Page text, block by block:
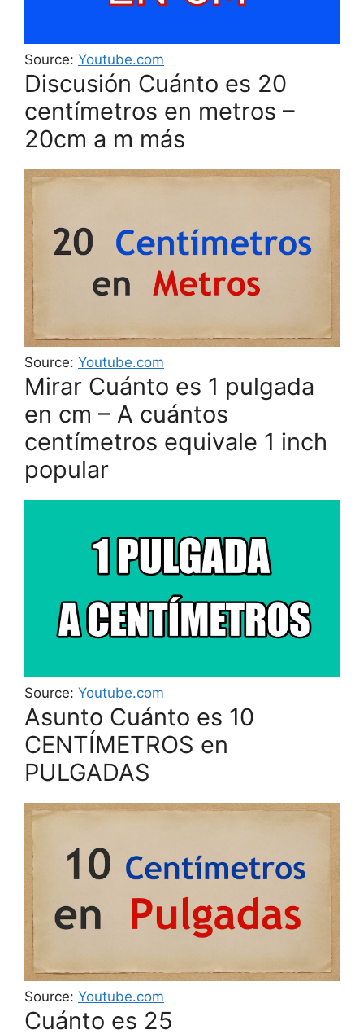
Source: Youtube.com
Discusión Cuánto es 20
centímetros en metros –
20cm a m más
Source: Youtube.com
Mirar Cuánto es 1 pulgada
en cm – A cuántos
centímetros equivale 1 inch
popular
Source: Youtube.com
Asunto Cuánto es 10
CENTÍMETROS en
PULGADAS
Source: Youtube.com
Cuánto es 25